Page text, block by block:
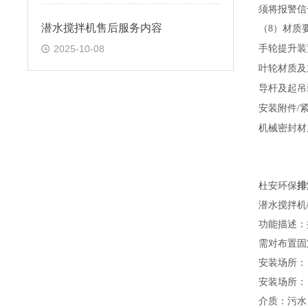
潜水搅拌机售后服务内容
2025-10-08
须将报警
（8）材质
手轮提升
叶轮材质
导杆及起
安装附件/
机械密封
杜安环保排
潜水搅拌机
功能描述
需对布置
安装场所：
安装场所：
介质：污水